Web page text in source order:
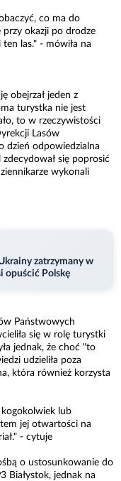
co ma do
przy okazji po drodze
las." - mówiła na
obejrzał jeden z
turystka nie jest
to w rzeczywistości
Lasów
dzień odpowiedzialna
się poprosić
wykonali
zatrzymany w
opuścić Polskę
Państwowych
się w rolę turystki
jednak, że choć "to
udzieliła poza
która również korzysta
kogokolwiek lub
jej otwartości na
- cytuje
o ustosunkowanie do
Białystok, jednak na